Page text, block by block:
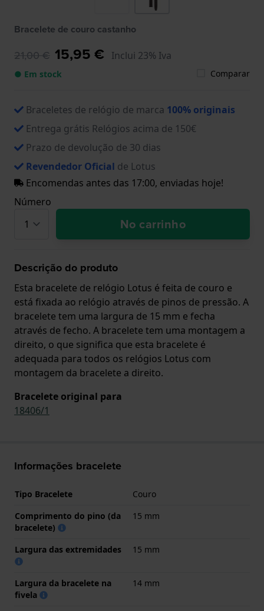
Bracelete de couro castanho
21,00 € 15,95 € Inclui 23% Iva
● Em stock Comparar
Braceletes de relógio de marca 100% originais
Entrega grátis Relógios acima de 150€
Prazo de devolução de 30 dias
Revendedor Oficial de Lotus
Encomendas antes das 17:00, enviadas hoje!
Número
No carrinho
Descrição do produto
Esta bracelete de relógio Lotus é feita de couro e
está fixada ao relógio através de pinos de pressão. A
bracelete tem uma largura de 15 mm e fecha
através de fecho. A bracelete tem uma montagem a
direito, o que significa que esta bracelete é
adequada para todos os relógios Lotus com
montagem da bracelete a direito.
Bracelete original para
18406/1
Informações bracelete
Tipo Bracelete
Couro
Comprimento do pino (da
bracelete)
15 mm
Largura das extremidades 15 mm
Largura da bracelete na
fivela
14 mm